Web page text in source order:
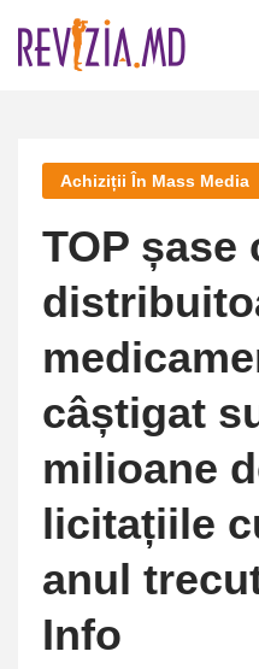
Achiziții În Mass Media
TOP șase
câștigat
milioane
licitațiile
anul
Info